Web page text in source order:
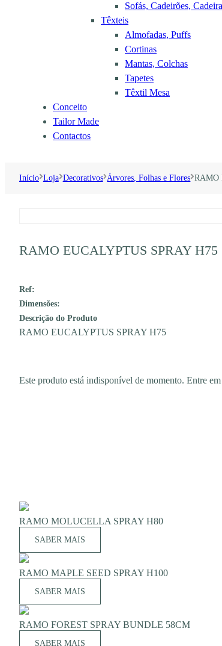
Sofás, Cadeirões,
Têxteis
Almofadas, Puffs
Cortinas
Mantas, Colchas
Tapetes
Têxtil Mesa
Conceito
Tailor Made
Contactos
Início Loja Decorativos Árvores, Folhas e Flores RAMO
RAMO EUCALYPTUS SPRAY H75
Ref:
Dimensões:
Descrição do Produto
RAMO EUCALYPTUS SPRAY H75
Este produto está indisponível de momento. Entre
RAMO MOLUCELLA SPRAY H80
SABER MAIS
RAMO MAPLE SEED SPRAY H100
SABER MAIS
RAMO FOREST SPRAY BUNDLE 58CM
SABER MAIS